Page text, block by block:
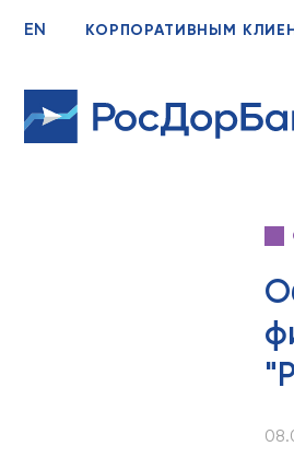
EN КОРПОРАТИВНЫМ